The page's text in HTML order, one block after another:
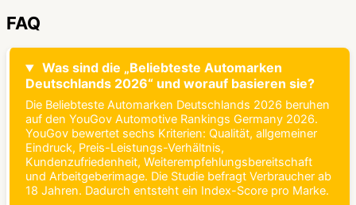
FAQ
Was sind die „Beliebteste Automarken
Deutschlands 2026“ und worauf basieren sie?
Die Beliebteste Automarken Deutschlands 2026 beruhen
auf den YouGov Automotive Rankings Germany 2026.
YouGov bewertet sechs Kriterien: Qualität, allgemeiner
Eindruck, Preis-Leistungs-Verhältnis,
Kundenzufriedenheit, Weiterempfehlungsbereitschaft
und Arbeitgeberimage. Die Studie befragt Verbraucher ab
18 Jahren. Dadurch entsteht ein Index-Score pro Marke.